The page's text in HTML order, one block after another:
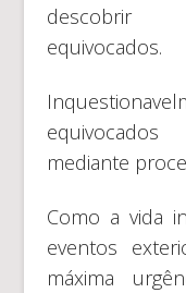
descobrir
equivocados.
mediante
Como a vida
eventos
máxima